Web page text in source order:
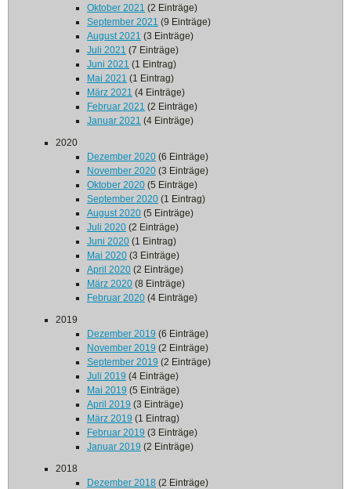
Oktober 2021 (2 Einträge)
September 2021 (9 Einträge)
August 2021 (3 Einträge)
Juli 2021 (7 Einträge)
Juni 2021 (1 Eintrag)
Mai 2021 (1 Eintrag)
März 2021 (4 Einträge)
Februar 2021 (2 Einträge)
Januar 2021 (4 Einträge)
2020
Dezember 2020 (6 Einträge)
November 2020 (3 Einträge)
Oktober 2020 (5 Einträge)
September 2020 (1 Eintrag)
August 2020 (5 Einträge)
Juli 2020 (2 Einträge)
Juni 2020 (1 Eintrag)
Mai 2020 (3 Einträge)
April 2020 (2 Einträge)
März 2020 (8 Einträge)
Februar 2020 (4 Einträge)
2019
Dezember 2019 (6 Einträge)
November 2019 (2 Einträge)
September 2019 (2 Einträge)
Juli 2019 (4 Einträge)
Mai 2019 (5 Einträge)
April 2019 (3 Einträge)
März 2019 (1 Eintrag)
Februar 2019 (3 Einträge)
Januar 2019 (2 Einträge)
2018
Dezember 2018 (2 Einträge)